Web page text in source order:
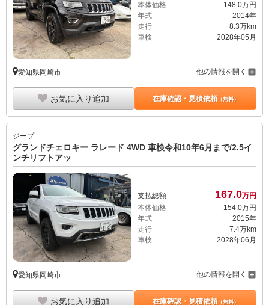
本体価格 148. 0万円
年式
2014年
走行
8.3万km
車検
2028年05月
愛知県岡崎市 他の情報を開く
お気に入り追加 在庫確認・見積依頼（無料）
ジープ
グランドチェロキー ラレード 4WD 車検令和10年6月まで/2.5イ
ンチリフトアッ
支払総額 167.0万円
本体価格
154.0万円
年式
2015年
走行
7.4万km
車検
2028年06月
愛知県岡崎市 他の情報を開く
お気に入り追加 在庫確認・見積依頼（無料）